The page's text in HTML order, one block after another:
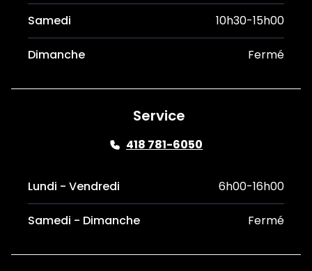
Samedi 10h30-15h00
Dimanche Fermé
Service
418 781-6050
Lundi - Vendredi 6h00-16h00
Samedi - Dimanche Fermé